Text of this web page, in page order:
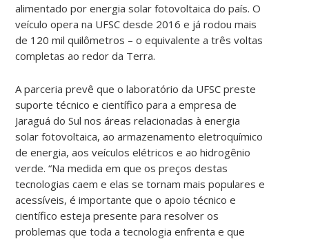
alimentado por energia solar fotovoltaica do país. O
veículo opera na UFSC desde 2016 e já rodou mais
de 120 mil quilômetros – o equivalente a três voltas
completas ao redor da Terra.
A parceria prevê que o laboratório da UFSC preste
suporte técnico e científico para a empresa de
Jaraguá do Sul nos áreas relacionadas à energia
solar fotovoltaica, ao armazenamento eletroquímico
de energia, aos veículos elétricos e ao hidrogênio
verde. “Na medida em que os preços destas
tecnologias caem e elas se tornam mais populares e
acessíveis, é importante que o apoio técnico e
científico esteja presente para resolver os
problemas que toda a tecnologia enfrenta e que